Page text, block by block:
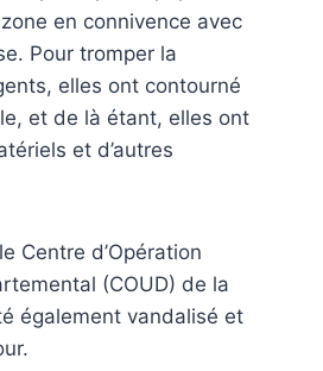
en connivence avec
Pour tromper la
elles ont contourné
et de là étant, elles ont
et d’autres
Centre d’Opération
(COUD) de la
également vandalisé et